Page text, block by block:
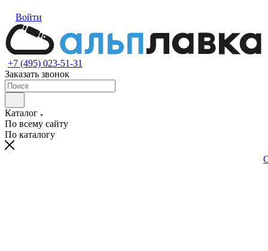
Войти
+7 (495) 023-51-31
Заказать звонок
Каталог
По всему сайту
По каталогу